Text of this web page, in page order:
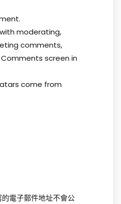
moderating,
comments,
screen in
come from
電子郵件地址不會公